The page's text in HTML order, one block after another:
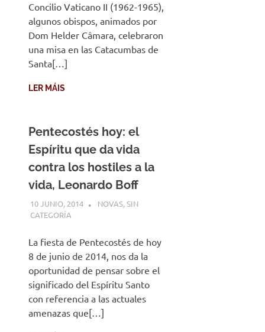
Concilio Vaticano II (1962-1965),
algunos obispos, animados por
Dom Helder Câmara, celebraron
una misa en las Catacumbas de
Santa[…]
LER MÁIS
Pentecostés hoy: el
Espíritu que da vida
contra los hostiles a la
vida, Leonardo Boff
10 JUNIO, 2014 DESARROLLO
NOVAS,SIN
CATEGORÍA
La fiesta de Pentecostés de hoy
8 de junio de 2014, nos da la
oportunidad de pensar sobre el
significado del Espíritu Santo
con referencia a las actuales
amenazas que[…]